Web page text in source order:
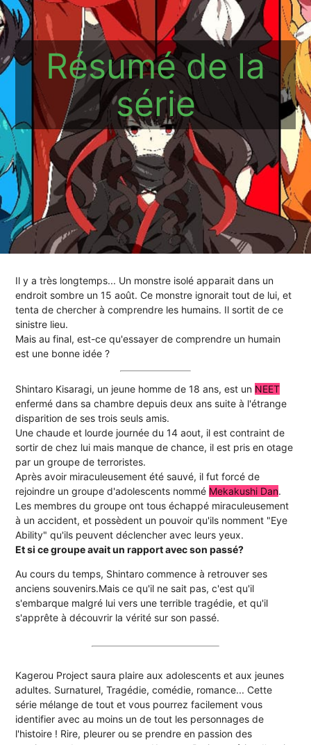
Résumé de la
série
Il y a très longtemps... Un monstre isolé apparait dans un
endroit sombre un 15 août. Ce monstre ignorait tout de lui, et
tenta de chercher à comprendre les humains. Il sortit de ce
sinistre lieu.
Mais au final, est-ce qu'essayer de comprendre un humain
est une bonne idée ?
Shintaro Kisaragi, un jeune homme de 18 ans, est un NEET
enfermé dans sa chambre depuis deux ans suite à l'étrange
disparition de ses trois seuls amis.
Une chaude et lourde journée du 14 aout, il est contraint de
sortir de chez lui mais manque de chance, il est pris en otage
par un groupe de terroristes.
Après avoir miraculeusement été sauvé, il fut forcé de
rejoindre un groupe d'adolescents nommé Mekakushi Dan.
Les membres du groupe ont tous échappé miraculeusement
à un accident, et possèdent un pouvoir qu'ils nomment "Eye
Ability" qu'ils peuvent déclencher avec leurs yeux.
Et si ce groupe avait un rapport avec son passé?
Au cours du temps, Shintaro commence à retrouver ses
anciens souvenirs.Mais ce qu'il ne sait pas, c'est qu'il
s'embarque malgré lui vers une terrible tragédie, et qu'il
s'apprête à découvrir la vérité sur son passé.
Kagerou Project saura plaire aux adolescents et aux jeunes
adultes. Surnaturel, Tragédie, comédie, romance... Cette
série mélange de tout et vous pourrez facilement vous
identifier avec au moins un de tout les personnages de
l'histoire ! Rire, pleurer ou se prendre en passion des